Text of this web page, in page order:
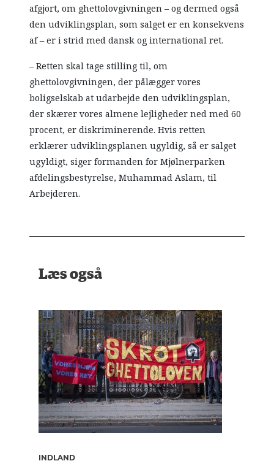
afgjort, om ghettolovgivningen – og dermed også
den udviklingsplan, som salget er en konsekvens
af – er i strid med dansk og international ret.
– Retten skal tage stilling til, om
ghettolovgivningen, der pålægger vores
boligselskab at udarbejde den udviklingsplan,
der skærer vores almene lejligheder ned med 60
procent, er diskriminerende. Hvis retten
erklærer udviklingsplanen ugyldig, så er salget
ugyldigt,siger formanden for Mjølnerparken
afdelingsbestyrelse, Muhammad Aslam, til
Arbejderen.
Læs også
INDLAND